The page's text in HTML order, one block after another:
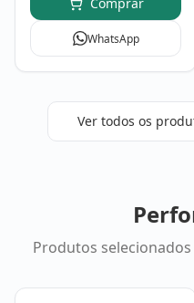
Comprar
WhatsApp
Ver todos os
Produtos